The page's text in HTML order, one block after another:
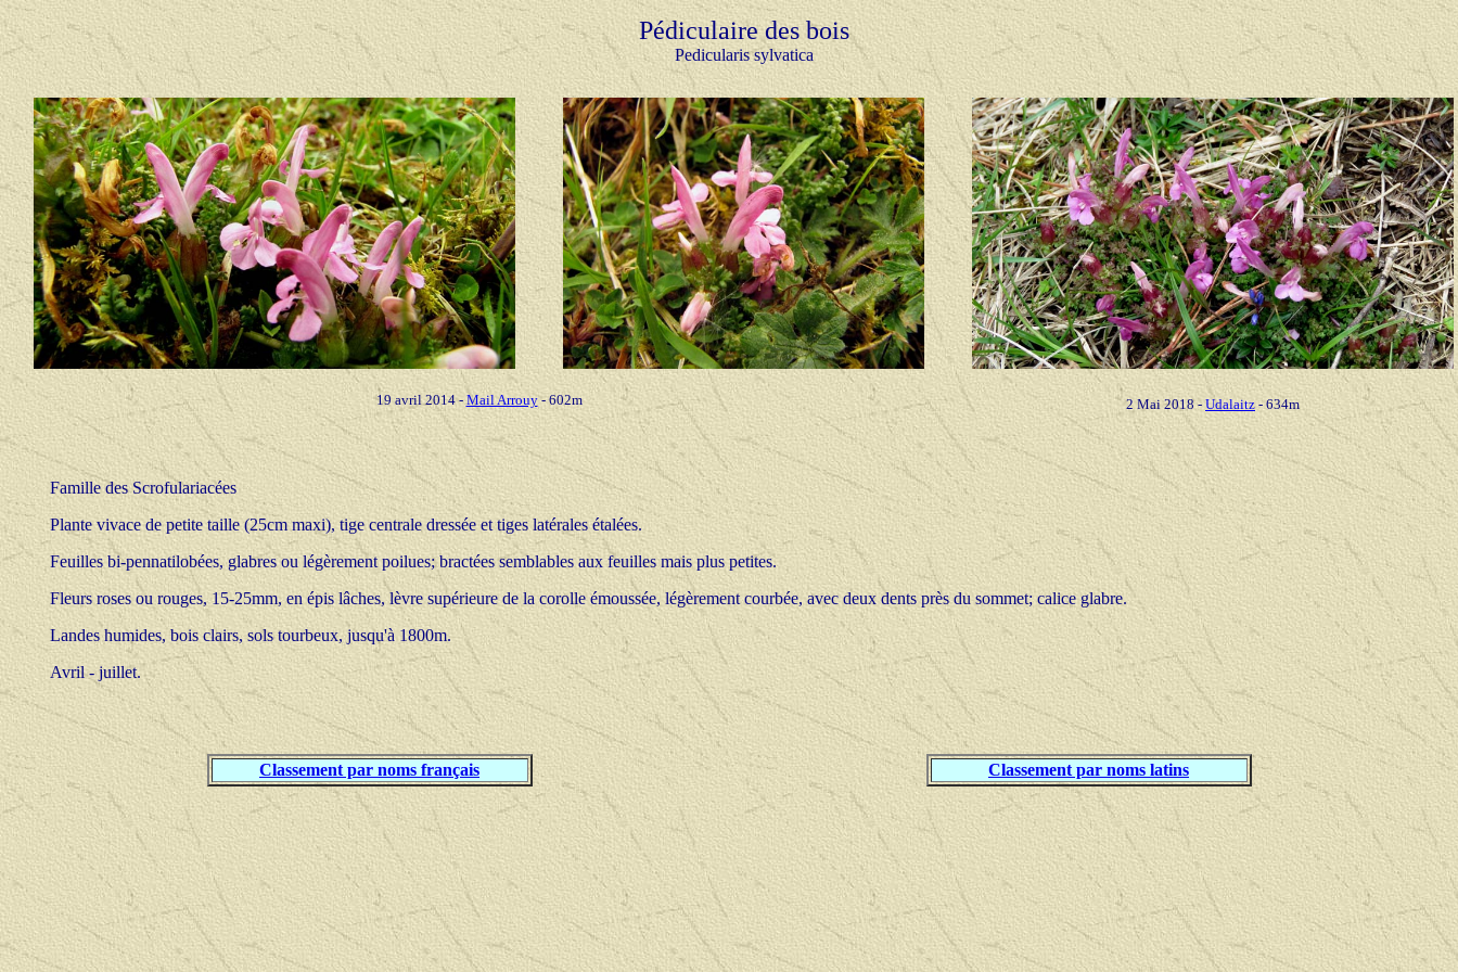
Pédiculaire des bois
Pedicularis sylvatica
19 avril 2014 - Mail Arrouy- 602m 2 Mai 2018- Udalaitz - 634m
Famille des Scrofulariacées
Plante vivace de petite taille (25cm maxi), tige centrale dressée et tiges latérales étalées.
Feuilles bi-pennatilobées, glabres ou légèrement poilues; bractées semblables aux feuilles mais plus petites.
Fleurs roses ou rouges, 15-25mm, en épis lâches, lèvre supérieure de la corolle émoussée, légèrement courbée, avec deux dents près du sommet; calice glabre.
Landes humides, bois clairs, sols tourbeux, jusqu'à 1800m.
Avril - juillet.
Classement par noms français Classement par noms latins